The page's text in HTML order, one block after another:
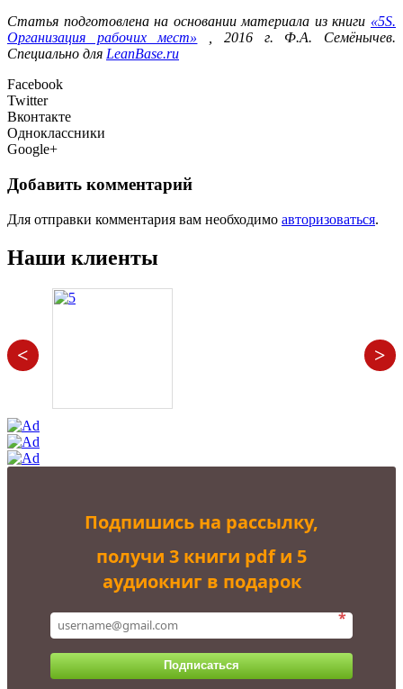
Статья подготовлена на основании материала из книги «5S.
Организация рабочих мест» , 2016 г. Ф.А. Семёнычев.
Специально для LeanBase.ru
Facebook
Twitter
Вконтакте
Одноклассники
Google+
Добавить комментарий
Для отправки комментария вам необходимо авторизоваться.
Наши клиенты
< >
Подпишись на рассылку,
получи 3 книги pdf и 5
аудиокниг в подарок
*
Подписаться